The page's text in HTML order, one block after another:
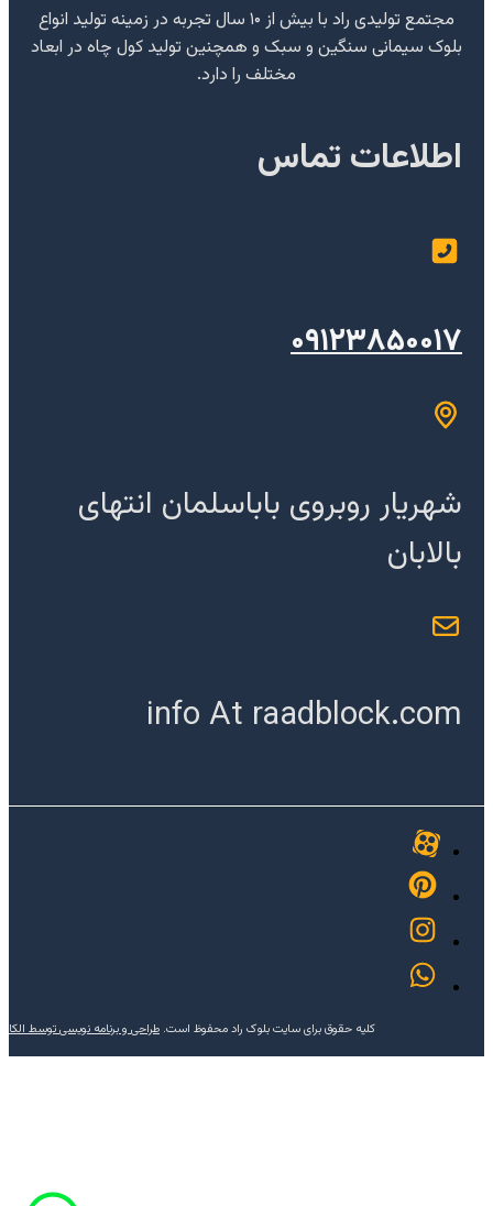
مجتمع تولیدی راد با بیش از ۱۰ سال تجربه در زمینه تولید انواع
بلوک سیمانی سنگین و سبک و همچنین تولید کول چاه در ابعاد
مختلف را دارد.
اطلاعات تماس
۰۹۱۲۳۸۵۰۰۱۷
شهریار روبروی باباسلمان انتهای
بالابان
info At raadblock.com
کلیه حقوق برای سایت بلوک راد محفوظ است.طراحی و برنامه نویسی توسط الکا